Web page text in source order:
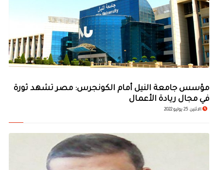
مؤسس جامعة النيل أمام الكونجرس: مصر تشهد ثورة
في مجال ريادة الأعمال
الاثنين 25 يوليو 2022